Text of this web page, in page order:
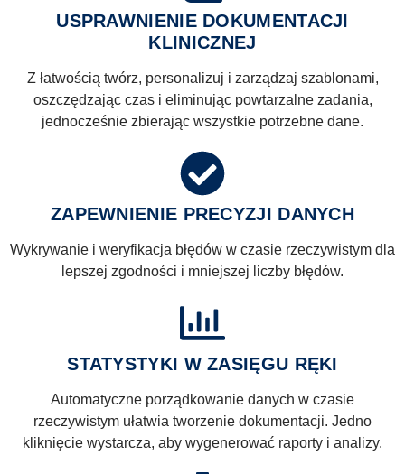
USPRAWNIENIE DOKUMENTACJI
KLINICZNEJ
Z łatwością twórz, personalizuj i zarządzaj szablonami,
oszczędzając czas i eliminując powtarzalne zadania,
jednocześnie zbierając wszystkie potrzebne dane.
ZAPEWNIENIE PRECYZJI DANYCH
Wykrywanie i weryfikacja błędów w czasie rzeczywistym dla
lepszej zgodności i mniejszej liczby błędów.
STATYSTYKI W ZASIĘGU RĘKI
Automatyczne porządkowanie danych w czasie
rzeczywistym ułatwia tworzenie dokumentacji. Jedno
kliknięcie wystarcza, aby wygenerować raporty i analizy.